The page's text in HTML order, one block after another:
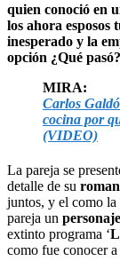
quien conoció en
los ahora
inesperado y la
opción ¿Qué pasó?
MIRA:
Carlos
cocina por
(VIDEO)
La pareja se
detalle de su
juntos, y el como la
pareja un
extinto programa ‘
como fue conocer a